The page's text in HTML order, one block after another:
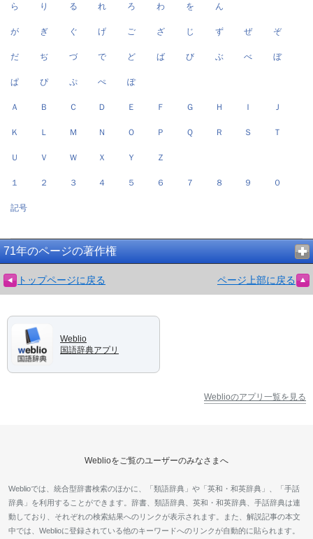
ら り る れ ろ わ を ん
が ぎ ぐ げ ご ざ じ ず ぜ ぞ
だ ぢ づ で ど ば び ぶ べ ぼ
ぱ ぴ ぷ ぺ ぽ
Ａ Ｂ Ｃ Ｄ Ｅ Ｆ Ｇ Ｈ Ｉ Ｊ
Ｋ Ｌ Ｍ Ｎ Ｏ Ｐ Ｑ Ｒ Ｓ Ｔ
Ｕ Ｖ Ｗ Ｘ Ｙ Ｚ
１ ２ ３ ４ ５ ６ ７ ８ ９ ０
記号
71年のページの著作権
トップページに戻る ページ上部に戻る
Weblio
国語辞典アプリ
Weblioのアプリ一覧を見る
Weblioをご覧のユーザーのみなさまへ
Weblioでは、統合型辞書検索のほかに、「類語辞典」や「英和・和英辞典」、「手話
辞典」を利用することができます。辞書、類語辞典、英和・和英辞典、手話辞典は連
動しており、それぞれの検索結果へのリンクが表示されます。また、解説記事の本文
中では、Weblioに登録されている他のキーワードへのリンクが自動的に貼られます。